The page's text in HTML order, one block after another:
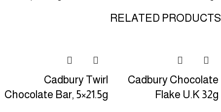
RELATED PRODUCTS
Cadbury Chocolate
Flake U.K 32g
Cadbury Twirl
Chocolate Bar, 5×21.5g